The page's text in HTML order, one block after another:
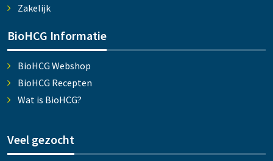
Zakelijk
BioHCG Informatie
BioHCG Webshop
BioHCG Recepten
Wat is BioHCG?
Veel gezocht